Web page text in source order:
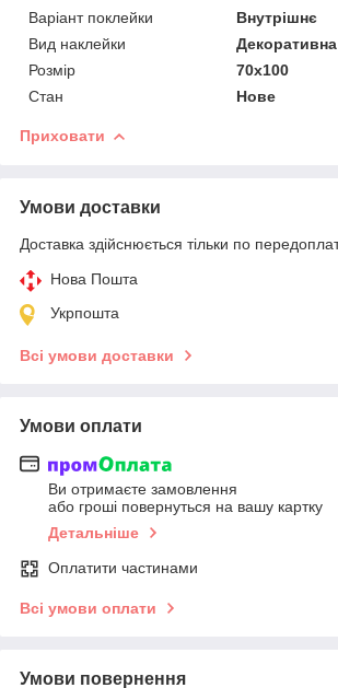
Варіант поклейки
Внутрішнє
Вид наклейки
Декоративна
Розмір
70х100
Стан
Нове
Приховати
Умови доставки
Доставка здійснюється тільки по
Нова Пошта
Укрпошта
Всі умови доставки
Умови оплати
Ви отримаєте замовлення
або гроші повернуться на вашу картку
Детальніше
Оплатити частинами
Всі умови оплати
Умови повернення